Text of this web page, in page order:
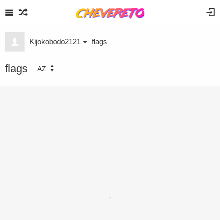
Kijokobodo2121 flags
flags AZ